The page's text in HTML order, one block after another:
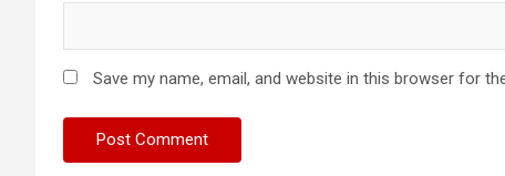
Save my name, email, and website in this browser for